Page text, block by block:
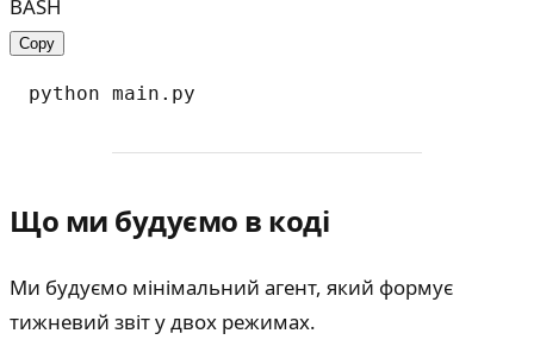
BASH
Copy
Що ми будуємо в коді
Ми будуємо мінімальний агент, який формує
тижневий звіт у двох режимах.